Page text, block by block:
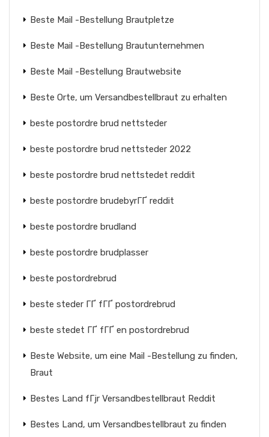
Beste Mail -Bestellung Brautpletze
Beste Mail -Bestellung Brautunternehmen
Beste Mail -Bestellung Brautwebsite
Beste Orte, um Versandbestellbraut zu erhalten
beste postordre brud nettsteder
beste postordre brud nettsteder 2022
beste postordre brud nettstedet reddit
beste postordre brudebyrГҐ reddit
beste postordre brudland
beste postordre brudplasser
beste postordrebrud
beste steder ГҐ fГҐ postordrebrud
beste stedet ГҐ fГҐ en postordrebrud
Beste Website, um eine Mail -Bestellung zu finden,
Braut
Bestes Land fГјr Versandbestellbraut Reddit
Bestes Land, um Versandbestellbraut zu finden